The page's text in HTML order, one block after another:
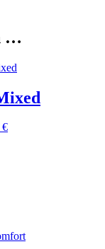
…
€Aktueller